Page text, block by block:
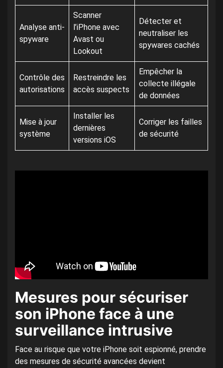
Analyse anti-
spyware
Scanner
l’iPhone avec
Avast ou
Lookout
Détecter et
neutraliser les
spywares cachés
Contrôle des
autorisations
Restreindre les
accès suspects
Empêcher la
collecte illégale
de données
Mise à jour
système
Installer les
dernières
versions iOS
Corriger les failles
de sécurité
Mesures pour sécuriser
son iPhone face à une
surveillance intrusive
Face au risque que votre iPhone soit espionné, prendre
des mesures de sécurité avancées devient